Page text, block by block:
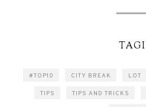
TAGI
#TOP10 CITY BREAK LOT
TIPS TIPS AND TRICKS